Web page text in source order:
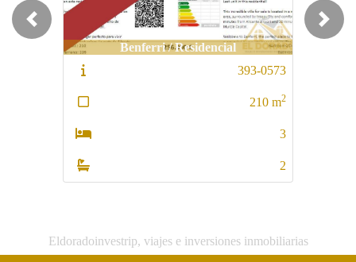
Benferri / ResidencialOrihuela / Vistabella Golf
308-0639
138m
Previous Next
Eldoradoinvestrip, viajes e inversiones inmobiliarias